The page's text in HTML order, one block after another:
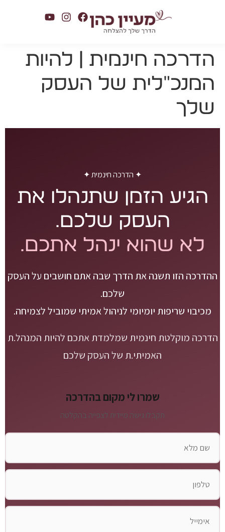
הדרכה חינמית | להיות
המנכ"לית של העסק
שלך
✦ הדרכה חינמית ✦
הגיע הזמן שתנהלו את
העסק שלכם.
לא שהוא ינהל אתכם.
ההדרכה הזו תשנה את הדרך שבה אתם חושבים על העסק
שלכם.
מכיבוי שריפות יומיומי לניהול אמיתי שמוביל לצמיחה.
הדרכה מוקלטת חינמית שמלמדת אתכם להיות המנהל.ת
האמיתי.ת של העסק שלכם
שמרו לי מקום בהדרכה
תקבלו גישה מיידית לצפייה בהקלטה